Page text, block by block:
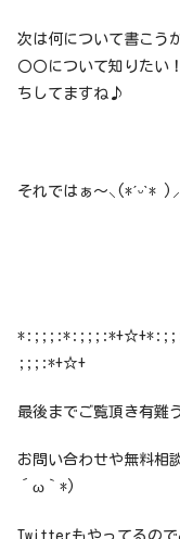
次は何について書こう
〇〇について知りたい
ちしてますね♪
それではぁ〜⸜(*ˊᵕˋ* )⸝
;;;:*+☆+
最後までご覧頂き有
お問い合わせや無料相
´ω｀*)
Twitterもやってるの